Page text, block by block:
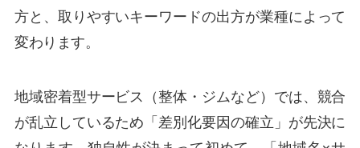
方と、取りやすいキーワードの出方が業種によって
変わります。
地域密着型サービス（整体・ジムなど）では、競合
が乱立しているため「差別化要因の確立」が先決に